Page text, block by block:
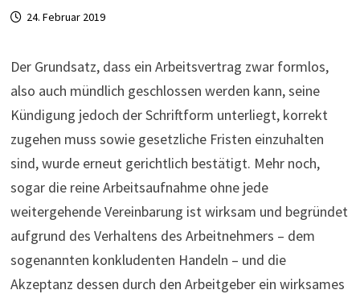
24. Februar 2019
Der Grundsatz, dass ein Arbeitsvertrag zwar formlos,
also auch mündlich geschlossen werden kann, seine
Kündigung jedoch der Schriftform unterliegt, korrekt
zugehen muss sowie gesetzliche Fristen einzuhalten
sind, wurde erneut gerichtlich bestätigt. Mehr noch,
sogar die reine Arbeitsaufnahme ohne jede
weitergehende Vereinbarung ist wirksam und begründet
aufgrund des Verhaltens des Arbeitnehmers – dem
sogenannten konkludenten Handeln – und die
Akzeptanz dessen durch den Arbeitgeber ein wirksames